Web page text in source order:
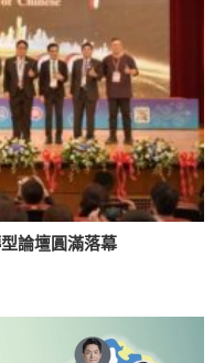
論壇圓滿落幕